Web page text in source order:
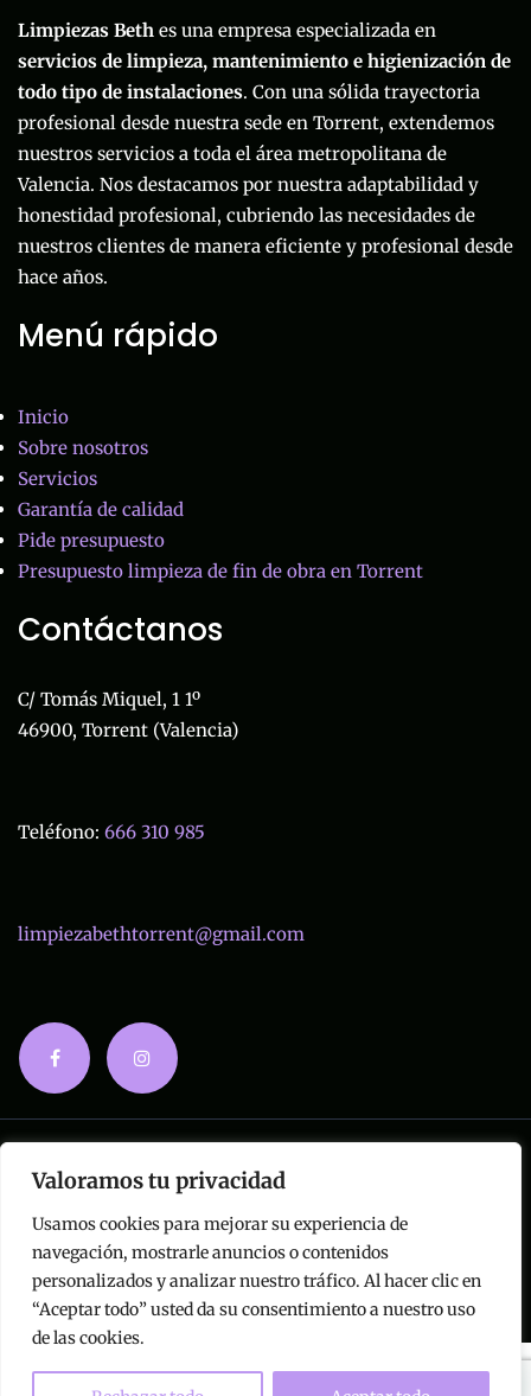
Valoramos tu privacidad
Usamos cookies para mejorar su experiencia de
navegación, mostrarle anuncios o contenidos
personalizados y analizar nuestro tráfico. Al hacer clic en
“Aceptar todo” usted da su consentimiento a nuestro uso
de las cookies.
Limpiezas Beth es una empresa especializada en
servicios de limpieza, mantenimiento e higienización de
todo tipo de instalaciones. Con una sólida trayectoria
profesional desde nuestra sede en Torrent, extendemos
nuestros servicios a toda el área metropolitana de
Valencia. Nos destacamos por nuestra adaptabilidad y
honestidad profesional, cubriendo las necesidades de
nuestros clientes de manera eficiente y profesional desde
hace años.
Menú rápido
Inicio
Sobre nosotros
Servicios
Garantía de calidad
Pide presupuesto
Presupuesto limpieza de fin de obra en Torrent
Contáctanos
C/ Tomás Miquel, 1 1º
46900, Torrent (Valencia)
Teléfono: 666 310 985
limpiezabethtorrent@gmail.com
Privacidad|Accesibilidad
Diseñado porCitiservi Media